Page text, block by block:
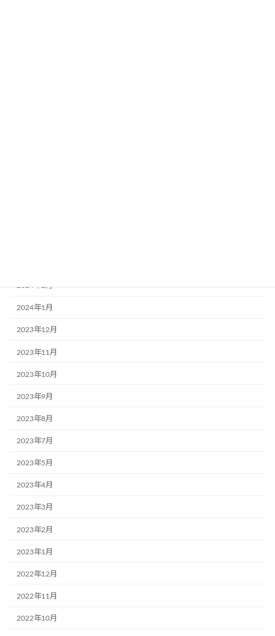
2024年2月
2024年1月
2023年12月
2023年11月
2023年10月
2023年9月
2023年8月
2023年7月
2023年5月
2023年4月
2023年3月
2023年2月
2023年1月
2022年12月
2022年11月
2022年10月